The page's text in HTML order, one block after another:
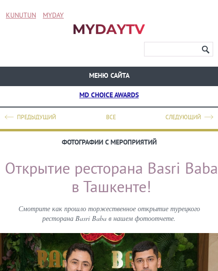
KUNUTUN MYDAY
МЕНЮ САЙТА
MD CHOICE AWARDS
ВСЕ
ПРЕДЫДУЩИЙ СЛЕДУЮЩИЙ
ФОТОГРАФИИ С МЕРОПРИЯТИЙ
Открытие ресторана Basri Baba
в Ташкенте!
Смотрите как прошло торжественное открытие турецкого
ресторана Basri Baba в нашем фотоотчете.